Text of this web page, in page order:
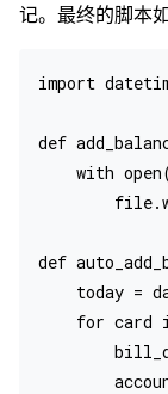
记。最终的脚本如
import
def
with
def
today =
for card